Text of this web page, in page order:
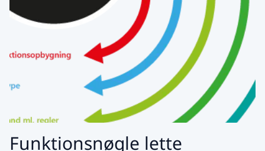
Funktionsnøgle lette